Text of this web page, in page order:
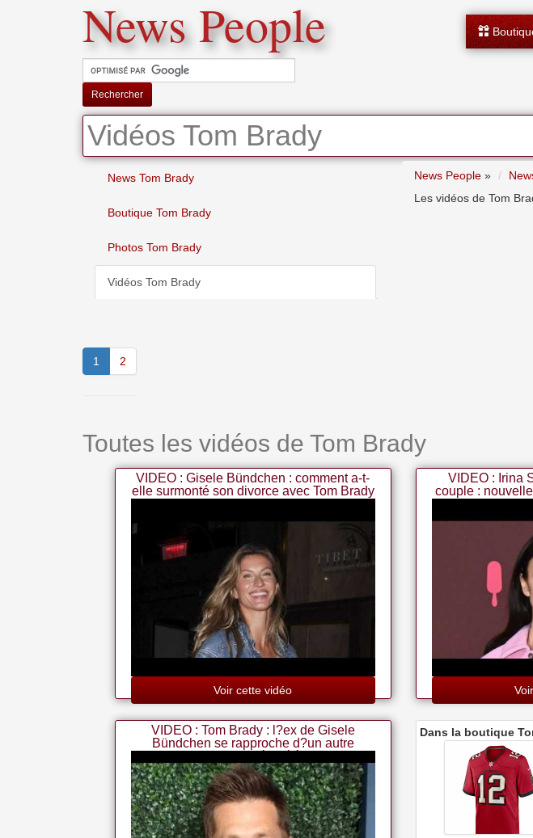
News People
Rechercher
Vidéos Tom Brady
News Tom Brady
Boutique Tom Brady
Photos Tom Brady
Vidéos Tom Brady
News People »
Les vidéos de Tom
1 2
Toutes les vidéos de Tom Brady
VIDEO : Gisele Bündchen : comment a-t-
elle surmonté son divorce avec Tom Brady
Voir cette vidéo
VIDEO : Irina
couple :
VIDEO : Tom Brady : l?ex de Gisele
Bündchen se rapproche d?un autre
Dans la boutique